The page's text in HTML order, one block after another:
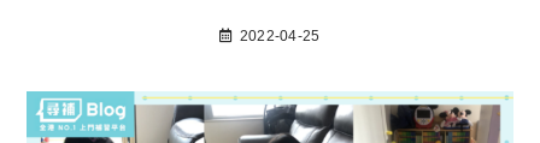
2022-04-25